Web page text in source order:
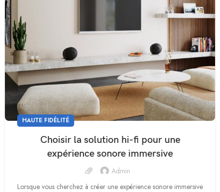
HAUTE FIDÉLITÉ
Choisir la solution hi-fi pour une
expérience sonore immersive
Admin
Lorsque vous cherchez à créer une expérience sonore immersive